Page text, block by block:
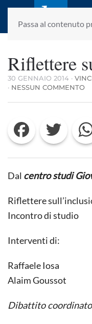
Passa al contenuto
Riflettere
30 GENNAIO 2014 ·
· NESSUN COMMENTOSU
Facebook Twitter
Dal centro studi
Riflettere
Incontro di studio
Interventi di:
Raffaele Iosa
Alaim Goussot
Dibattito